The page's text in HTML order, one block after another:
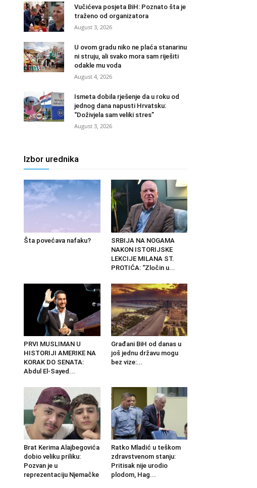
Vučićeva posjeta BiH: Poznato šta je
traženo od organizatora
August 3, 2026
U ovom gradu niko ne plaća stanarinu
ni struju, ali svako mora sam riješiti
odakle mu voda
August 4, 2026
Ismeta dobila rješenje da u roku od
jednog dana napusti Hrvatsku:
“Doživjela sam veliki stres”
August 3, 2026
Izbor urednika
Šta povećava nafaku?
SRBIJA NA NOGAMA
NAKON ISTORIJSKE
LEKCIJE MILANA ST.
PROTIĆA: “Zločin u...
PRVI MUSLIMAN U
HISTORIJI AMERIKE NA
KORAK DO SENATA:
Abdul El-Sayed...
Građani BiH od danas u
još jednu državu mogu
bez vize:...
Brat Kerima Alajbegovića
dobio veliku priliku:
Pozvan je u
reprezentaciju Njemačke
Ratko Mladić u teškom
zdravstvenom stanju:
Pritisak nije urodio
plodom, Hag...